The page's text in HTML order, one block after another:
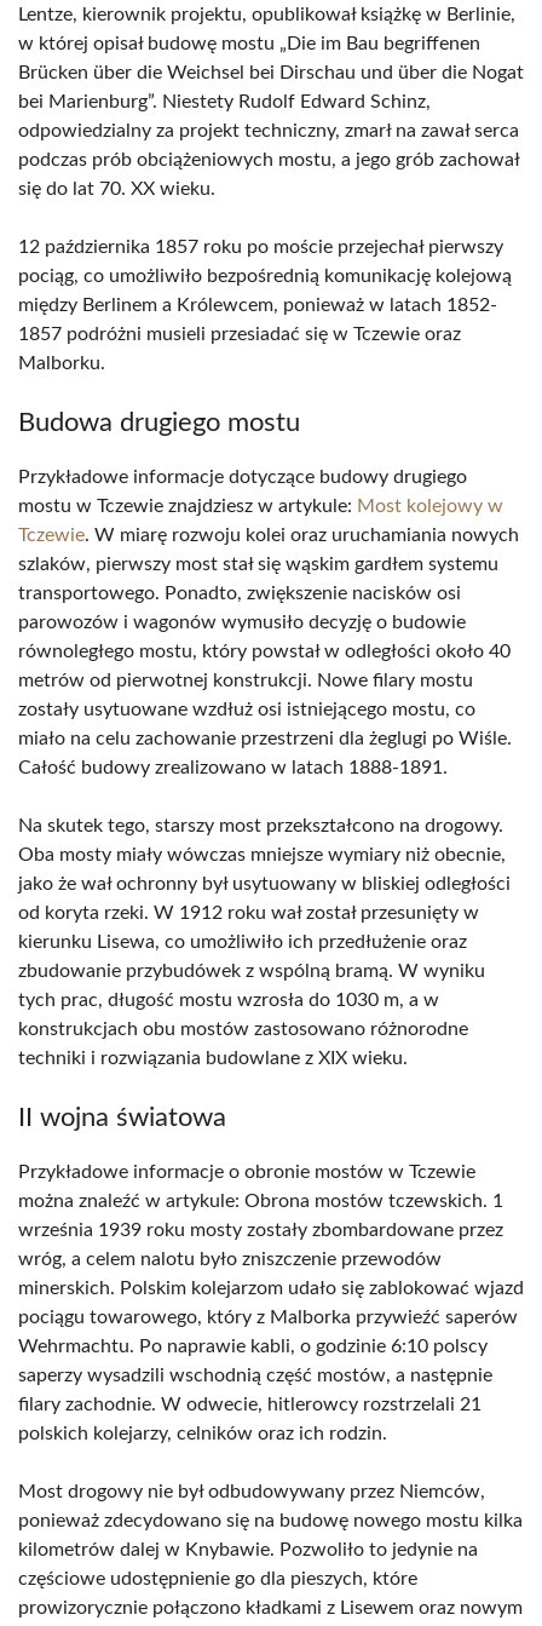
Lentze, kierownik projektu, opublikował książkę w Berlinie,
w której opisał budowę mostu „Die im Bau begriffenen
Brücken über die Weichsel bei Dirschau und über die Nogat
bei Marienburg”. Niestety Rudolf Edward Schinz,
odpowiedzialny za projekt techniczny, zmarł na zawał serca
podczas prób obciążeniowych mostu, a jego grób zachował
się do lat 70. XX wieku.
12 października 1857 roku po moście przejechał pierwszy
pociąg, co umożliwiło bezpośrednią komunikację kolejową
między Berlinem a Królewcem, ponieważ w latach 1852-
1857 podróżni musieli przesiadać się w Tczewie oraz
Malborku.
Budowa drugiego mostu
Przykładowe informacje dotyczące budowy drugiego
mostu w Tczewie znajdziesz w artykule: Most kolejowy w
Tczewie. W miarę rozwoju kolei oraz uruchamiania nowych
szlaków, pierwszy most stał się wąskim gardłem systemu
transportowego. Ponadto, zwiększenie nacisków osi
parowozów i wagonów wymusiło decyzję o budowie
równoległego mostu, który powstał w odległości około 40
metrów od pierwotnej konstrukcji. Nowe filary mostu
zostały usytuowane wzdłuż osi istniejącego mostu, co
miało na celu zachowanie przestrzeni dla żeglugi po Wiśle.
Całość budowy zrealizowano w latach 1888-1891.
Na skutek tego, starszy most przekształcono na drogowy.
Oba mosty miały wówczas mniejsze wymiary niż obecnie,
jako że wał ochronny był usytuowany w bliskiej odległości
od koryta rzeki. W 1912 roku wał został przesunięty w
kierunku Lisewa, co umożliwiło ich przedłużenie oraz
zbudowanie przybudówek z wspólną bramą. W wyniku
tych prac, długość mostu wzrosła do 1030 m, a w
konstrukcjach obu mostów zastosowano różnorodne
techniki i rozwiązania budowlane z XIX wieku.
II wojna światowa
Przykładowe informacje o obronie mostów w Tczewie
można znaleźć w artykule: Obrona mostów tczewskich. 1
września 1939 roku mosty zostały zbombardowane przez
wróg, a celem nalotu było zniszczenie przewodów
minerskich. Polskim kolejarzom udało się zablokować wjazd
pociągu towarowego, który z Malborka przywieźć saperów
Wehrmachtu. Po naprawie kabli, o godzinie 6:10 polscy
saperzy wysadzili wschodnią część mostów, a następnie
filary zachodnie. W odwecie, hitlerowcy rozstrzelali 21
polskich kolejarzy, celników oraz ich rodzin.
Most drogowy nie był odbudowywany przez Niemców,
ponieważ zdecydowano się na budowę nowego mostu kilka
kilometrów dalej w Knybawie. Pozwoliło to jedynie na
częściowe udostępnienie go dla pieszych, które
prowizorycznie połączono kładkami z Lisewem oraz nowym